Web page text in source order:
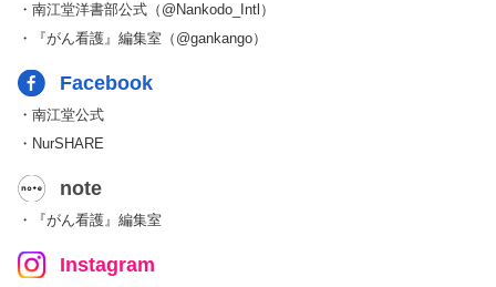
・南江堂洋書部公式（@Nankodo_Intl）
・『がん看護』編集室（@gankango）
Facebook
・南江堂公式
・NurSHARE
note
・『がん看護』編集室
Instagram